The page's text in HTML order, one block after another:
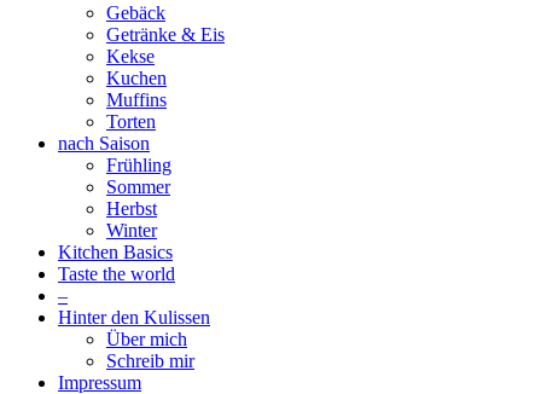
Gebäck
Getränke & Eis
Kekse
Kuchen
Muffins
Torten
nach Saison
Frühling
Sommer
Herbst
Winter
Kitchen Basics
Taste the world
–
Hinter den Kulissen
Über mich
Schreib mir
Impressum